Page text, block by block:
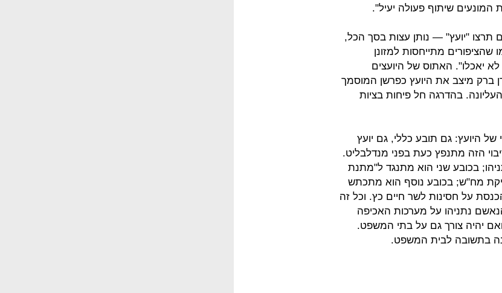
המונעים שיתוף פעולה יעיל".
תרצו "יועץ" — נותן עצות בסך הכל,
מתייחסות למזונן
לא יאכלו". האתוס של היועצים
ברק מיצב את היועץ כפרשן המוסמך
בהדרגה חל פיחות בציות
היועץ: גם תובע כללי, גם יועץ
הזה מתנפץ כעת בפני מנדלבליט.
בכובע שני הוא מתנגד ל"מתנת
מח"ש; בכובע נוסף הוא מתכתש
על חסינות לשר חיים כץ. וכל זה
נתניהו על מערכות האכיפה
יהיה צורך גם על בתי המשפט.
בתשובה לבית המשפט.